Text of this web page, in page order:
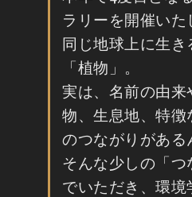
ラリーを開催いた
同じ地球上に生き
「植物」。
実は、名前の由
物、生息地、特徴
のつながりがある
そんな少しの「
でいただき、環境